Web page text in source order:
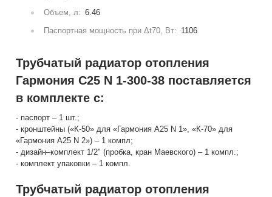
Объем, л: 6.46
Паспортная мощность при Δt70, Вт: 1106
Трубчатый радиатор отопления
Гармония С25 N 1-300-38 поставляется
в комплекте с:
- паспорт – 1 шт.;
- кронштейны («К-50» для «Гармония А25 N 1», «К-70» для
«Гармония А25 N 2») – 1 компл;
- дизайн–комплект 1/2" (пробка, кран Маевского) – 1 компл.;
- комплект упаковки – 1 компл.
Трубчатый радиатор отопления